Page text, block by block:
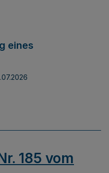
eines
185 vom